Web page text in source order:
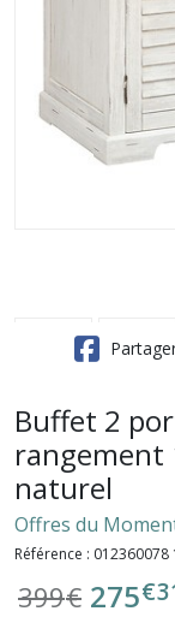
Buffet 2
rangement
naturel
Offres du
Référence : 012360078
399€ 275€